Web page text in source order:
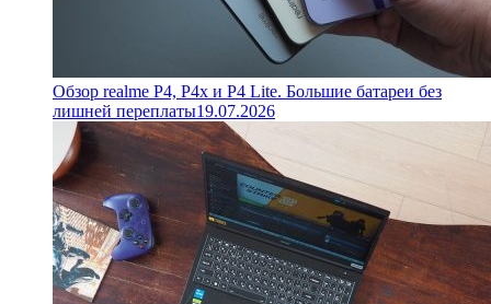
Обзор realme P4, P4x и P4 Lite. Большие батареи без
лишней переплаты19.07.2026